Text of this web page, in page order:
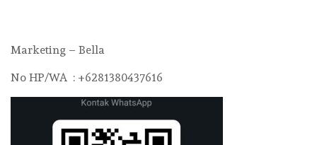
Marketing – Bella
No HP/WA : +6281380437616